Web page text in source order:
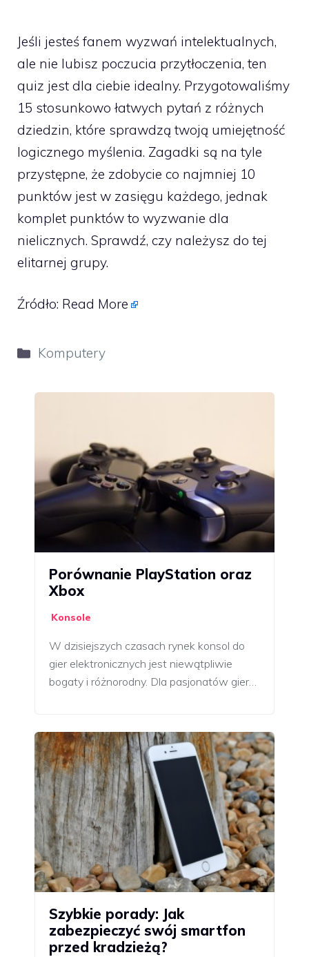
Jeśli jesteś fanem wyzwań intelektualnych,
ale nie lubisz poczucia przytłoczenia, ten
quiz jest dla ciebie idealny. Przygotowaliśmy
15 stosunkowo łatwych pytań z różnych
dziedzin, które sprawdzą twoją umiejętność
logicznego myślenia. Zagadki są na tyle
przystępne, że zdobycie co najmniej 10
punktów jest w zasięgu każdego, jednak
komplet punktów to wyzwanie dla
nielicznych. Sprawdź, czy należysz do tej
elitarnej grupy.
Źródło: Read More
Kategorie
Komputery
Porównanie PlayStation oraz
Xbox
Konsole
W dzisiejszych czasach rynek konsol do
gier elektronicznych jest niewątpliwie
bogaty i różnorodny. Dla pasjonatów gier…
Szybkie porady: Jak
zabezpieczyć swój smartfon
przed kradzieżą?